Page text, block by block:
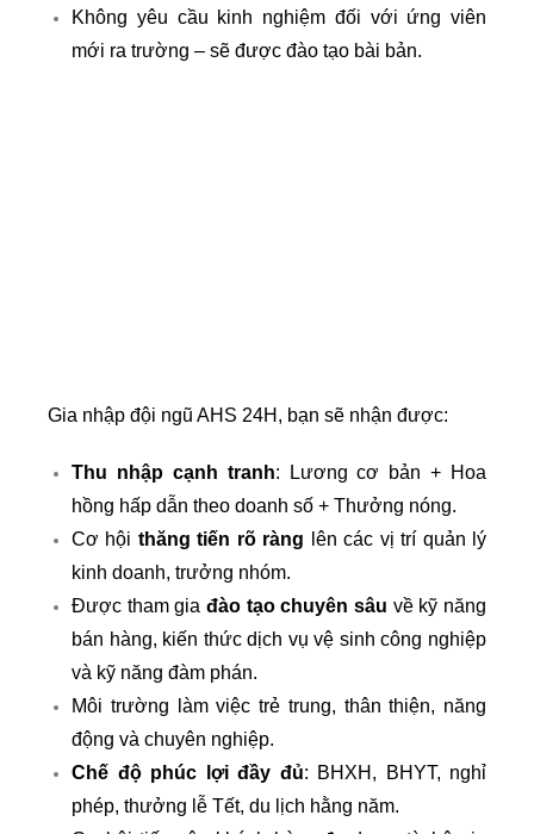
Không yêu cầu kinh nghiệm đối với ứng viên
mới ra trường – sẽ được đào tạo bài bản.
Gia nhập đội ngũ AHS 24H, bạn sẽ nhận được:
Thu nhập cạnh tranh: Lương cơ bản + Hoa
hồng hấp dẫn theo doanh số + Thưởng nóng.
Cơ hội thăng tiến rõ ràng lên các vị trí quản lý
kinh doanh, trưởng nhóm.
Được tham gia đào tạo chuyên sâu về kỹ năng
bán hàng, kiến thức dịch vụ vệ sinh công nghiệp
và kỹ năng đàm phán.
Môi trường làm việc trẻ trung, thân thiện, năng
động và chuyên nghiệp.
Chế độ phúc lợi đầy đủ: BHXH, BHYT, nghỉ
phép, thưởng lễ Tết, du lịch hằng năm.